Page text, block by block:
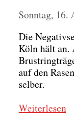
Sonntag, 16.
Die
Köln hält an.
auf den
sel­ber.
Wei­ter­le­sen